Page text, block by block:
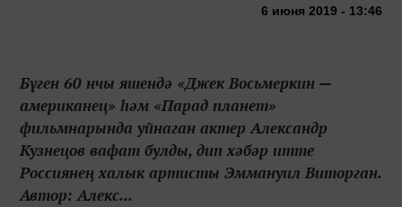
6 июня 2019 - 13:46
Бүген 60 нчы яшендә «Джек Восьмеркин —
американец» һәм «Парад планет»
фильмнарында уйнаган актер Александр
Кузнецов вафат булды, дип хәбәр итте
Россиянең халык артисты Эммануил Виторган.
Автор: Алекс...